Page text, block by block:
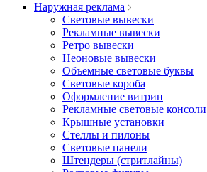
Наружная реклама
Световые вывески
Рекламные вывески
Ретро вывески
Неоновые вывески
Объемные световые буквы
Световые короба
Оформление витрин
Рекламные световые консоли
Крышные установки
Стеллы и пилоны
Световые панели
Штендеры (стритлайны)